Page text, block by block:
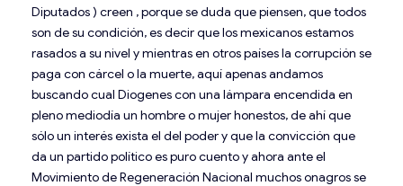
Diputados ) creen , porque se duda que piensen, que todos
son de su condición, es decir que los mexicanos estamos
rasados a su nivel y mientras en otros países la corrupción se
paga con cárcel o la muerte, aquí apenas andamos
buscando cual Diogenes con una lámpara encendida en
pleno mediodía un hombre o mujer honestos, de ahí que
sólo un interés exista el del poder y que la convicción que
da un partido político es puro cuento y ahora ante el
Movimiento de Regeneración Nacional muchos onagros se